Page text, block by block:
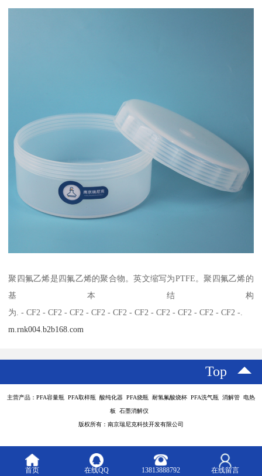
聚四氟乙烯是四氟乙烯的聚合物。英文缩写为PTFE。聚四氟乙烯的
基本结构
为. - CF2 - CF2 - CF2 - CF2 - CF2 - CF2 - CF2 - CF2 - CF2 - CF2 -.
m.rnk004.b2b168.com
Top
主营产品：PFA容量瓶 PFA取样瓶 酸纯化器 PFA烧瓶 耐氢氟酸烧杯 PFA洗气瓶 消解管 电热
板 石墨消解仪
版权所有：南京瑞尼克科技开发有限公司
首页 在线QQ 13813888792 在线留言